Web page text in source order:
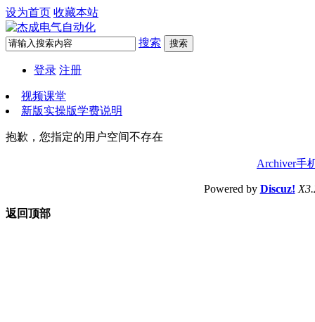
设为首页 收藏本站
搜索 搜索
登录 注册
视频课堂
新版实操版学费说明
抱歉，您指定的用户空间不存在
Archiver手
Powered by Discuz!
返回顶部